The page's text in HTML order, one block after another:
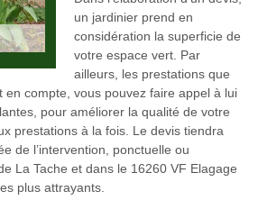
un jardinier prend en
considération la superficie de
votre espace vert. Par
ailleurs, les prestations que
en compte, vous pouvez faire appel à lui
pour améliorer la qualité de votre
prestations à la fois. Le devis tiendra
de l’intervention, ponctuelle ou
La Tache et dans le 16260 VF Elagage
plus attrayants.